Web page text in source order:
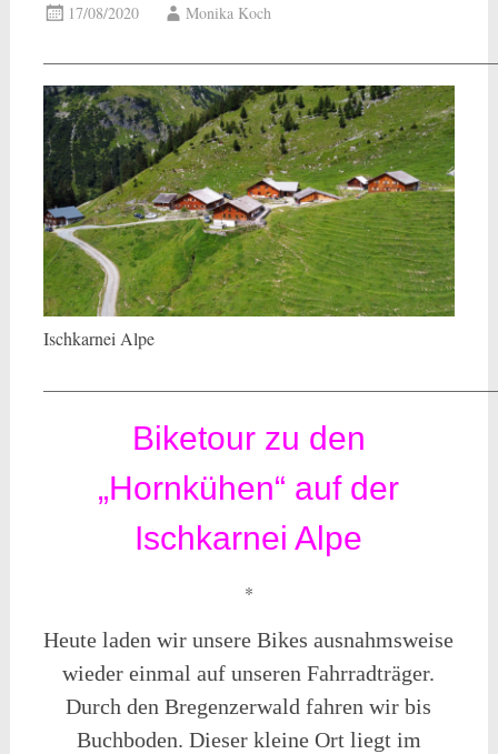
17/08/2020 Monika Koch
Ischkarnei Alpe
Biketour zu den
„Hornkühen“ auf der
Ischkarnei Alpe
*
Heute laden wir unsere Bikes ausnahmsweise
wieder einmal auf unseren Fahrradträger.
Durch den Bregenzerwald fahren wir bis
Buchboden. Dieser kleine Ort liegt im